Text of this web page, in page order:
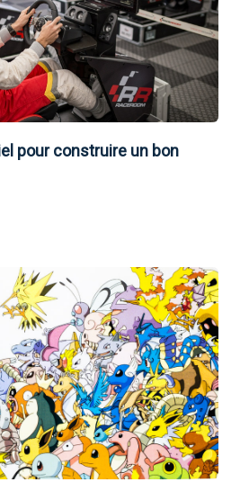
pour construire un bon